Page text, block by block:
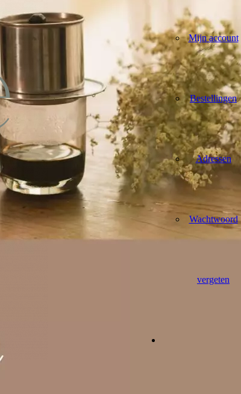
Mijn account
Bestellingen
Adressen
Wachtwoord
vergeten